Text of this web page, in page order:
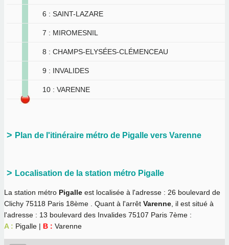
6 : SAINT-LAZARE
7 : MIROMESNIL
8 : CHAMPS-ELYSÉES-CLÉMENCEAU
9 : INVALIDES
10 : VARENNE
Plan de l'itinéraire métro de Pigalle vers Varenne
Localisation de la station métro Pigalle
La station métro Pigalle est localisée à l'adresse : 26 boulevard de
Clichy 75118 Paris 18ème . Quant à l'arrêt Varenne , il est situé à
l'adresse : 13 boulevard des Invalides 75107 Paris 7ème :
A : Pigalle | B : Varenne